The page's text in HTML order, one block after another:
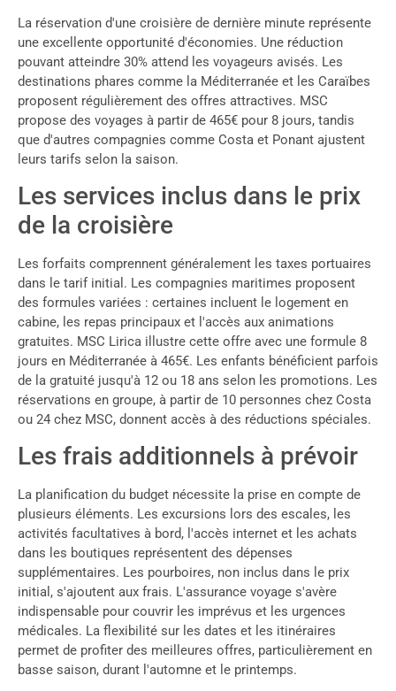
La réservation d'une croisière de dernière minute représente
une excellente opportunité d'économies. Une réduction
pouvant atteindre 30% attend les voyageurs avisés. Les
destinations phares comme la Méditerranée et les Caraïbes
proposent régulièrement des offres attractives. MSC
propose des voyages à partir de 465€ pour 8 jours, tandis
que d'autres compagnies comme Costa et Ponant ajustent
leurs tarifs selon la saison.
Les services inclus dans le prix
de la croisière
Les forfaits comprennent généralement les taxes portuaires
dans le tarif initial. Les compagnies maritimes proposent
des formules variées : certaines incluent le logement en
cabine, les repas principaux et l'accès aux animations
gratuites. MSC Lirica illustre cette offre avec une formule 8
jours en Méditerranée à 465€. Les enfants bénéficient parfois
de la gratuité jusqu'à 12 ou 18 ans selon les promotions. Les
réservations en groupe, à partir de 10 personnes chez Costa
ou 24 chez MSC, donnent accès à des réductions spéciales.
Les frais additionnels à prévoir
La planification du budget nécessite la prise en compte de
plusieurs éléments. Les excursions lors des escales, les
activités facultatives à bord, l'accès internet et les achats
dans les boutiques représentent des dépenses
supplémentaires. Les pourboires, non inclus dans le prix
initial, s'ajoutent aux frais. L'assurance voyage s'avère
indispensable pour couvrir les imprévus et les urgences
médicales. La flexibilité sur les dates et les itinéraires
permet de profiter des meilleures offres, particulièrement en
basse saison, durant l'automne et le printemps.